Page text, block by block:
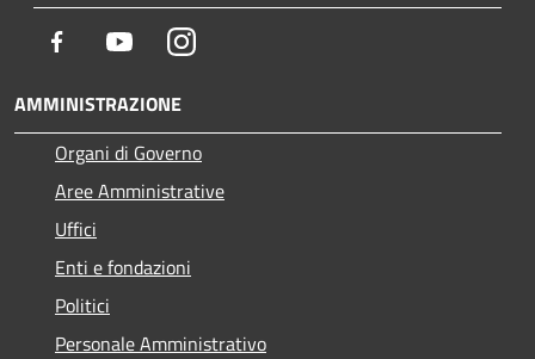
Facebook YoutubeInstagram
AMMINISTRAZIONE
Organi di Governo
Aree Amministrative
Uffici
Enti e fondazioni
Politici
Personale Amministrativo